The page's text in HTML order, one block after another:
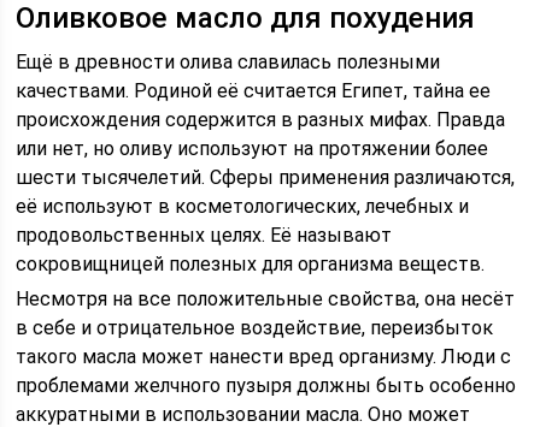
Оливковое масло для похудения
Ещё в древности олива славилась полезными
качествами. Родиной её считается Египет, тайна ее
происхождения содержится в разных мифах. Правда
или нет, но оливу используют на протяжении более
шести тысячелетий. Сферы применения различаются,
её используют в косметологических, лечебных и
продовольственных целях. Её называют
сокровищницей полезных для организма веществ.
Несмотря на все положительные свойства, она несёт
в себе и отрицательное воздействие, переизбыток
такого масла может нанести вред организму. Люди с
проблемами желчного пузыря должны быть особенно
аккуратными в использовании масла. Оно может